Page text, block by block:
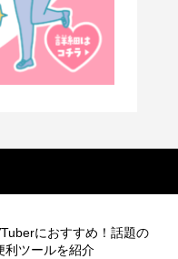
におすすめ！話題の
利ツールを紹介